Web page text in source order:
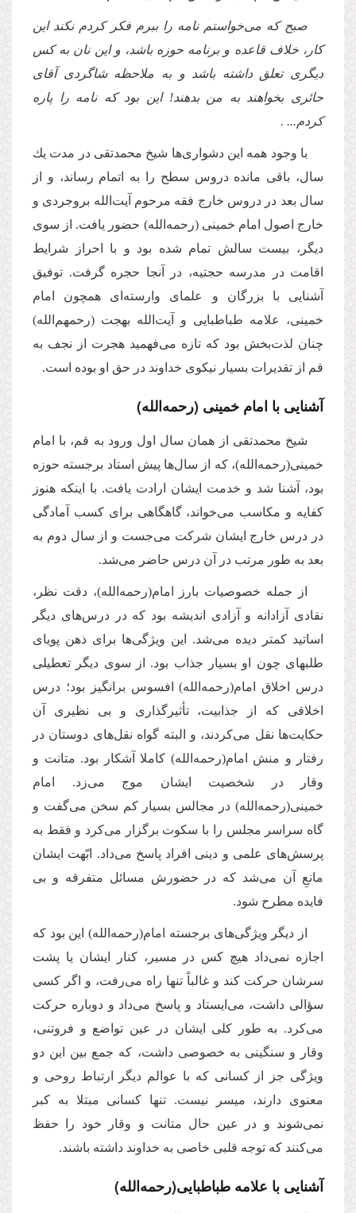
صبح كه مى‌خواستم نامه را ببرم فكر كردم نكند این
كار، خلاف قاعده و برنامه حوزه باشد، و این نان به كس
دیگرى تعلق داشته باشد و به ملاحظه شاگردى آقاى
حائرى بخواهند به من بدهند! این بود كه نامه را پاره
كردم... .
با وجود همه این دشوارى‌ها شیخ محمدتقى در مدت یك
سال، باقى مانده دروس سطح را به اتمام رساند، و از
سال بعد در دروس خارج فقه مرحوم آیت‌الله بروجردى و
خارج اصول امام خمینى (رحمه‌الله) حضور یافت. از سوى
دیگر، بیست سالش تمام شده بود و با احراز شرایط
اقامت در مدرسه حجتیه، در آنجا حجره گرفت. توفیق
آشنایى با بزرگان و علماى وارسته‌اى همچون امام
خمینى، علامه طباطبایى و آیت‌الله بهجت (رحمهم‌الله)
چنان لذت‌بخش بود كه تازه مى‌فهمید هجرت از نجف به
قم از تقدیرات بسیار نیكوى خداوند در حق او بوده است.
آشنایى با امام خمینى‌ (رحمه‌الله)
شیخ محمدتقى از همان سال اول ورود به قم، با امام
خمینى(رحمه‌الله)، كه از سال‌ها پیش استاد برجسته حوزه
بود، آشنا شد و خدمت ایشان ارادت یافت. با اینكه هنوز
كفایه و مكاسب مى‌خواند، گاهگاهى براى كسب آمادگى
در درس خارج ایشان شركت مى‌جست و از سال دوم به
بعد به طور مرتب در آن درس حاضر مى‌شد.
از جمله خصوصیات بارز امام(رحمه‌الله)، دقت نظر،
نقادى آزادانه و آزادى اندیشه بود كه در درس‌هاى دیگر
اساتید كمتر دیده مى‌شد. این ویژگى‌ها براى ذهن پویاى
طلبهاى چون او بسیار جذاب بود. از سوى دیگر تعطیلى
درس اخلاق امام(رحمه‌الله) افسوس برانگیز بود؛ درس
اخلاقى كه از جذابیت، تأثیرگذارى و بى نظیرى آن
حكایت‌ها نقل مى‌كردند، و البته گواه نقل‌هاى دوستان در
رفتار و منش امام(رحمه‌الله) كاملا آشكار بود. متانت و
وقار در شخصیت ایشان موج مى‌زد. امام
خمینى(رحمه‌الله) در مجالس بسیار كم سخن مى‌گفت و
گاه سراسر مجلس را با سكوت برگزار مى‌كرد و فقط به
پرسش‌هاى علمى و دینى افراد پاسخ مى‌داد. ابّهت ایشان
مانعِ آن مى‌شد كه در حضورش مسائل متفرقه و بى
فایده مطرح شود.
از دیگر ویژگى‌هاى برجسته امام(رحمه‌الله) این بود كه
اجازه نمى‌داد هیچ كس در مسیر، كنار ایشان یا پشت
سرشان حركت كند و غالباً تنها راه مى‌رفت، و اگر كسى
سؤالى داشت، مى‌ایستاد و پاسخ مى‌داد و دوباره حركت
مى‌كرد. به طور كلى ایشان در عین تواضع و فروتنى،
وقار و سنگینى به خصوصى داشت، كه جمع بین این دو
ویژگى جز از كسانى كه با عوالم دیگر ارتباط روحى و
معنوى دارند، میسر نیست. تنها كسانى مبتلا به كبر
نمى‌شوند و در عین حال متانت و وقار خود را حفظ
مى‌كنند كه توجه قلبى خاصى به خداوند داشته باشند.
آشنایى با علامه طباطبایى(رحمه‌الله)